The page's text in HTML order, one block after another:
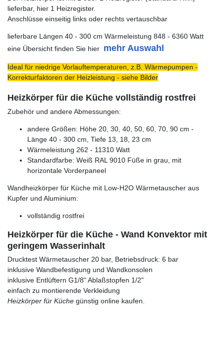
lieferbar, hier 1 Heizregister.
Anschlüsse einseitig links oder rechts vertauschbar
lieferbare Längen 40 - 300 cm Wärmeleistung 848 - 6360 Watt
eine Übersicht finden Sie hier mehr Auswahl
Ideal für niedrige Vorlauftemperaturen, z.B. Wärmepumpen -
Korrekturfaktoren der Heizleistung - siehe Bilder
Heizkörper für die Küche vollständig rostfrei
Zubehör und andere Abmessungen:
andere Größen: Höhe 20, 30, 40, 50, 60, 70, 90 cm -
Länge 40 - 300 cm, Tiefe 13, 18, 23 cm
Wärmeleistung 262 - 11310 Watt
Standardfarbe: Weiß RAL 9010 Füße in grau, mit
horizontale Vorderpaneel
Wandheizkörper für Küche mit Low-H2O Wärmetauscher aus
Kupfer und Aluminium:
vollständig rostfrei
Heizkörper für die Küche - Wand Konvektor mit
geringem Wasserinhalt
Drucktest Wärmetauscher 20 bar, Betriebsdruck: 6 bar
inklusive Wandbefestigung und Wandkonsolen
inklusive Entlüftern G1/8" Ablaßstopfen 1/2"
einfach zu montierende Verkleidung
Heizkörper für Küche günstig online kaufen.